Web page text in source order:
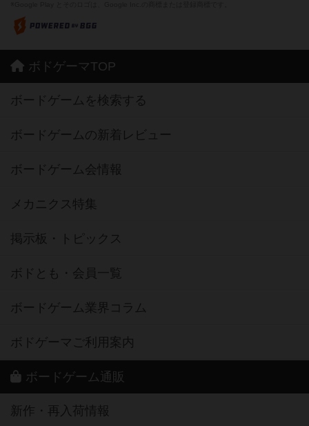
ボドゲーマTOP
ボードゲームを検索する
ボードゲームの新着レビュー
ボードゲーム会情報
メカニクス特集
掲示板・トピックス
ボドとも・会員一覧
ボードゲーム業界コラム
ボドゲーマご利用案内
ボードゲーム通販
新作・再入荷情報